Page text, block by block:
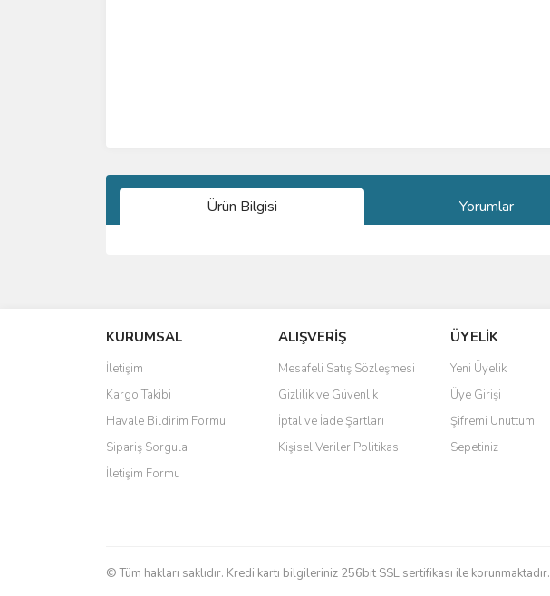
Ürün Bilgisi Yorumlar
Ürün resmi kalitesiz, bozuk veya görüntülenemiyor.
Ürün açıklamasında eksik bilgiler bulunuyor.
Ürün bilgilerinde hatalar bulunuyor.
Ürün fiyatı diğer sitelerden daha pahalı.
Bu ürüne benzer farklı alternatifler olmalı.
KURUMSAL
İletişim
Kargo Takibi
Havale Bildirim Formu
Sipariş Sorgula
İletişim Formu
ALIŞVERİŞ
Mesafeli Satış Sözleşmesi
Gizlilik ve Güvenlik
İptal ve İade Şartları
Kişisel Veriler Politikası
ÜYELİK
Yeni Üyelik
Üye Girişi
Şifremi Unuttum
Sepetiniz
© Tüm hakları saklıdır. Kredi kartı bilgileriniz 256bit SSL sertifikası ile korunmaktadır.